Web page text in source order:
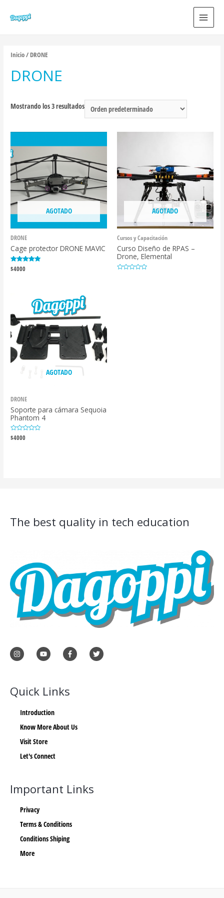
MAIN
Inicio/ DRONE
DRONE
Mostrando los 3 resultados
AGOTADO
DRONE
Cage protector DRONE MAVIC
Valorado con
5.00
$4000
AGOTADO
Cursos y Capacitación
Curso Diseño de RPAS –
Drone, Elemental
AGOTADO
DRONE
Soporte para cámara Sequoia
Phantom 4
Valorado
con
$4000
The best quality in tech education
Quick Links
Introduction
Know More About Us
Visit Store
Let's Connect
Important Links
Privacy
Terms & Conditions
Conditions Shiping
More